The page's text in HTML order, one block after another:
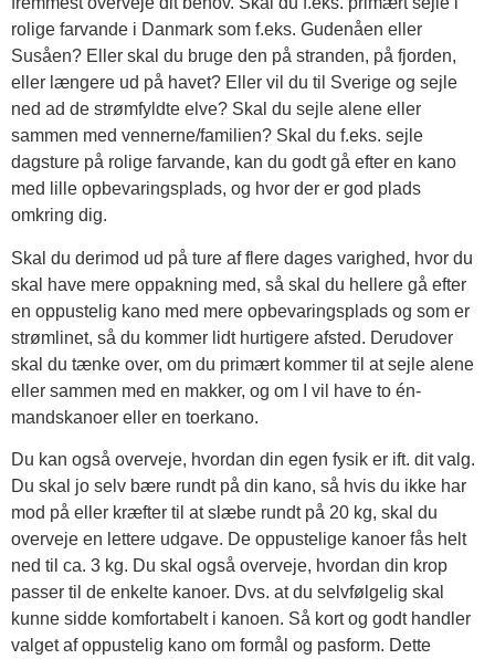
rolige farvande i Danmark som f.eks. Gudenåen eller
Susåen? Eller skal du bruge den på stranden, på fjorden,
eller længere ud på havet? Eller vil du til Sverige og sejle
ned ad de strømfyldte elve? Skal du sejle alene eller
sammen med vennerne/familien? Skal du f.eks. sejle
dagsture på rolige farvande, kan du godt gå efter en kano
med lille opbevaringsplads, og hvor der er god plads
omkring dig.
Skal du derimod ud på ture af flere dages varighed, hvor du
skal have mere oppakning med, så skal du hellere gå efter
en oppustelig kano med mere opbevaringsplads og som er
strømlinet, så du kommer lidt hurtigere afsted. Derudover
skal du tænke over, om du primært kommer til at sejle alene
eller sammen med en makker, og om I vil have to én-
mandskanoer eller en toerkano.
Du kan også overveje, hvordan din egen fysik er ift. dit valg.
Du skal jo selv bære rundt på din kano, så hvis du ikke har
mod på eller kræfter til at slæbe rundt på 20 kg, skal du
overveje en lettere udgave. De oppustelige kanoer fås helt
ned til ca. 3 kg. Du skal også overveje, hvordan din krop
passer til de enkelte kanoer. Dvs. at du selvfølgelig skal
kunne sidde komfortabelt i kanoen. Så kort og godt handler
valget af oppustelig kano om formål og pasform. Dette